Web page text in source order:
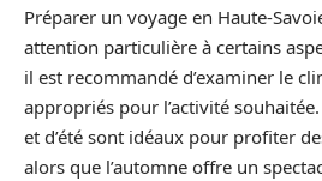
Préparer un voyage en Haute-
attention particulière à certains
il est recommandé d’examiner le
appropriés pour l’activité
et d’été sont idéaux pour profiter
alors que l’automne offre un